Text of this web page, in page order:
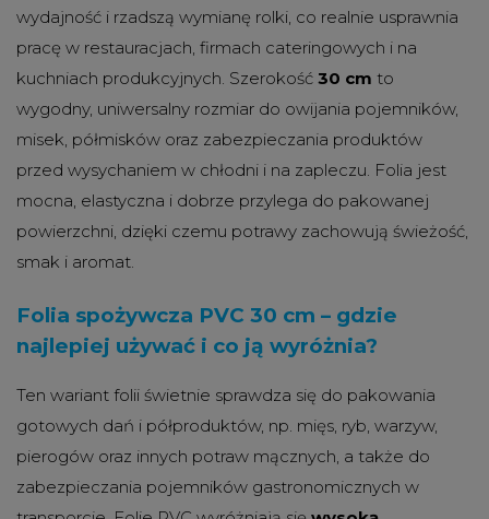
wydajność i rzadszą wymianę rolki, co realnie usprawnia
pracę w restauracjach, firmach cateringowych i na
kuchniach produkcyjnych. Szerokość 30 cm to
wygodny, uniwersalny rozmiar do owijania pojemników,
misek, półmisków oraz zabezpieczania produktów
przed wysychaniem w chłodni i na zapleczu. Folia jest
mocna, elastyczna i dobrze przylega do pakowanej
powierzchni, dzięki czemu potrawy zachowują świeżość,
smak i aromat.
Folia spożywcza PVC 30 cm – gdzie
najlepiej używać i co ją wyróżnia?
Ten wariant folii świetnie sprawdza się do pakowania
gotowych dań i półproduktów, np. mięs, ryb, warzyw,
pierogów oraz innych potraw mącznych, a także do
zabezpieczania pojemników gastronomicznych w